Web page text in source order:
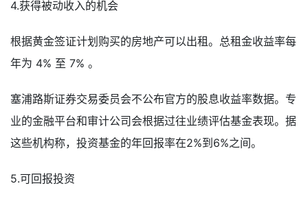
4.获得被动收入的机会
根据黄金签证计划购买的房地产可以出租。总租金收益率每
年为 4% 至 7% 。
塞浦路斯证券交易委员会不公布官方的股息收益率数据。专
业的金融平台和审计公司会根据过往业绩评估基金表现。据
这些机构称，投资基金的年回报率在2%到6%之间。
5.可回报投资